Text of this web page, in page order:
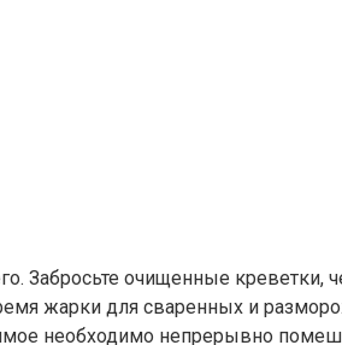
Забросьте очищенные
жарки для сваренных и
необходимо непрерывно